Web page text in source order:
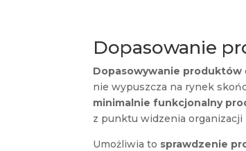
Dopasowanie
Dopasowywanie produktów
nie wypuszcza na rynek
minimalnie funkcjonalny
z punktu widzenia
Umożliwia to sprawdzenie